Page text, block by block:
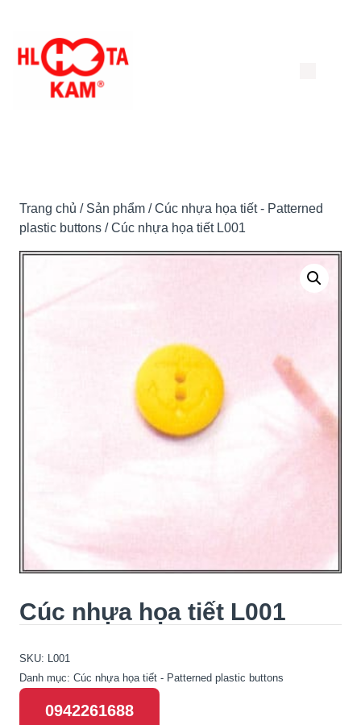
đến
Trang chủ / Sản phẩm /Cúc nhựa họa tiết - Patterned
plastic buttons / Cúc nhựa họa tiết L001
Cúc nhựa họa tiết L001
SKU: L001
Danh mục: Cúc nhựa họa tiết - Patterned plastic buttons
0942261688